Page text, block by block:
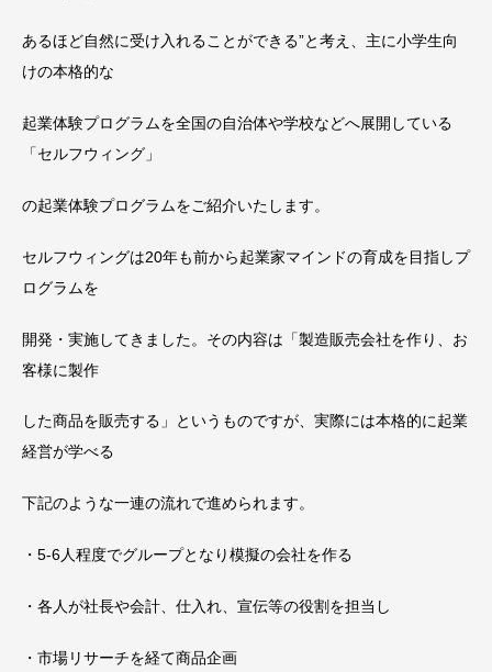
あるほど自然に受け入れることができる”と考え、主に小学生向
けの本格的な
起業体験プログラムを全国の自治体や学校などへ展開している
「セルフウィング」
の起業体験プログラムをご紹介いたします。
セルフウィングは20年も前から起業家マインドの育成を目指しプ
ログラムを
開発・実施してきました。その内容は「製造販売会社を作り、お
客様に製作
した商品を販売する」というものですが、実際には本格的に起業
経営が学べる
下記のような一連の流れで進められます。
・5-6人程度でグループとなり模擬の会社を作る
・各人が社長や会計、仕入れ、宣伝等の役割を担当し
・市場リサーチを経て商品企画